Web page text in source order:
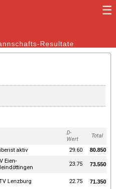
☰
FrauenResultate
D-
Wert
Total
aktiv 29.60 80.850
Eien-
23.75 73.550
Lenzburg 22.75 71.350